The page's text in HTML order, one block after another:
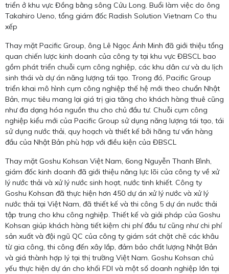
triển ở khu vực Đồng bằng sông Cửu Long. Buổi làm việc do ông
Takahiro Ueno, tổng giám đốc Radish Solution Vietnam Co thu
xếp
Thay mặt Pacific Group, ông Lê Ngọc Ánh Minh đã giới thiệu tổng
quan chiến lược kinh doanh của công ty tại khu vực ĐBSCL bao
gồm phát triển chuỗi cụm công nghiệp, các khu dân cư và du lịch
sinh thái và dự án năng lượng tái tạo. Trong đó, Pacific Group
triển khai mô hình cụm công nghiệp thế hệ mới theo chuẩn Nhật
Bản, mục tiêu mang lại giá trị gia tăng cho khách hàng thuê cũng
như đa dạng hóa nguồn thu cho chủ đầu tư. Chuỗi cụm công
nghiệp kiểu mới của Pacific Group sử dụng năng lượng tái tạo, tái
sử dụng nước thải, quy hoạch và thiết kế bởi hãng tư vấn hàng
đầu của Nhật Bản phù hợp với điều kiện của ĐBSCL
Thay mặt Goshu Kohsan Việt Nam, 6ong Nguyễn Thanh Bình,
giám đốc kinh doanh đã giới thiệu năng lực lõi của công ty về xử
lý nước thải và xử lý nước sinh hoạt, nước tinh khiết. Công ty
Goshu Kohsan đã thực hiện hơn 450 dự án xử lý nước và xử lý
nước thải tại Việt Nam, đã thiết kế và thi công 5 dự án nước thải
tập trung cho khu công nghiệp. Thiết kế và giải pháp của Goshu
Kohsan giúp khách hàng tiết kiệm chi phí đầu tư cũng như chi phí
sản xuất và đội ngũ QC của công ty giám sát chặt chẽ các khâu
từ gia công, thi công đến xây lắp, đảm bảo chất lượng Nhật Bản
và giá thành hợp lý tại thị trường Việt Nam. Goshu Kohsan chủ
yếu thực hiện dự án cho khối FDI và một số doanh nghiệp lớn tại